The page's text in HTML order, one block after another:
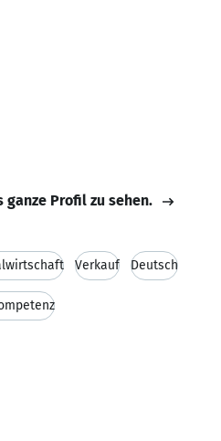
ganze Profil zu sehen.
Verkauf Deutsch